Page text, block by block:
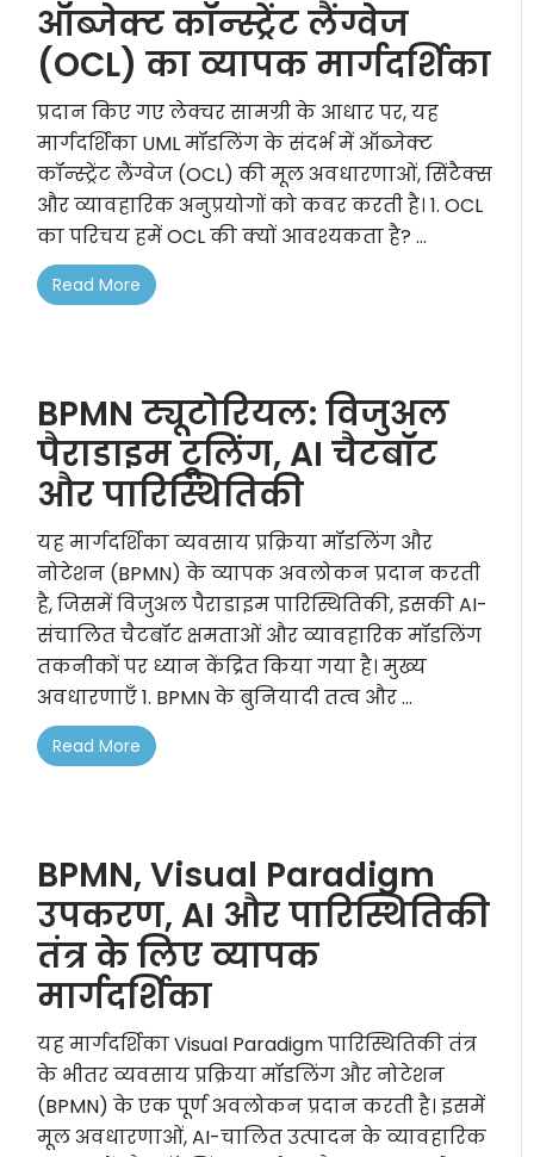
ऑब्जेक्ट कॉन्स्ट्रेंट लैंग्वेज
(OCL) का व्यापक मार्गदर्शिका
प्रदान किए गए लेक्चर सामग्री के आधार पर, यह
मार्गदर्शिका UML मॉडलिंग के संदर्भ में ऑब्जेक्ट
कॉन्स्ट्रेंट लैंग्वेज (OCL) की मूल अवधारणाओं, सिंटैक्स
और व्यावहारिक अनुप्रयोगों को कवर करती है। 1. OCL
का परिचय हमें OCL की क्यों आवश्यकता है? ...
Read More
BPMN ट्यूटोरियल: विजुअल
पैराडाइम टूलिंग, AI चैटबॉट
और पारिस्थितिकी
यह मार्गदर्शिका व्यवसाय प्रक्रिया मॉडलिंग और
नोटेशन (BPMN) के व्यापक अवलोकन प्रदान करती
है, जिसमें विजुअल पैराडाइम पारिस्थितिकी, इसकी AI-
संचालित चैटबॉट क्षमताओं और व्यावहारिक मॉडलिंग
तकनीकों पर ध्यान केंद्रित किया गया है। मुख्य
अवधारणाएँ 1. BPMN के बुनियादी तत्व और ...
Read More
BPMN, Visual Paradigm
उपकरण, AI और पारिस्थितिकी
तंत्र के लिए व्यापक
मार्गदर्शिका
यह मार्गदर्शिका Visual Paradigm पारिस्थितिकी तंत्र
के भीतर व्यवसाय प्रक्रिया मॉडलिंग और नोटेशन
(BPMN) के एक पूर्ण अवलोकन प्रदान करती है। इसमें
मूल अवधारणाओं, AI-चालित उत्पादन के व्यावहारिक